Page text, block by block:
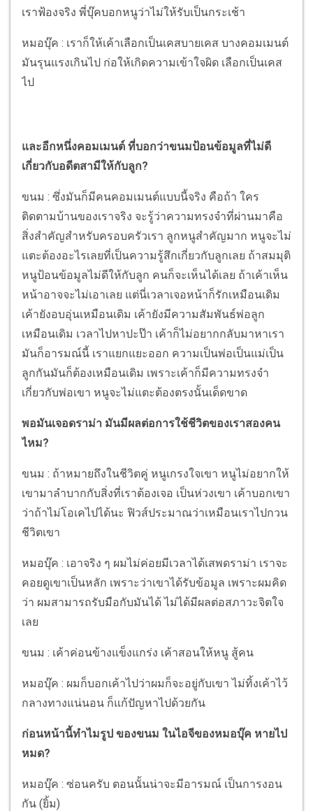
เราฟ้องจริง พี่บุ๊คบอกหนูว่าไม่ให้รับเป็นกระเช้า
หมอบุ๊ค : เราก็ให้เค้าเลือกเป็นเคสบายเคส บางคอมเมนต์
มันรุนแรงเกินไป ก่อให้เกิดความเข้าใจผิด เลือกเป็นเคส
ไป
และอีกหนึ่งคอมเมนต์ ที่บอกว่าขนมป้อนข้อมูลที่ไม่ดี
เกี่ยวกับอดีตสามีให้กับลูก?
ขนม : ซึ่งมันก็มีคนคอมเมนต์แบบนี้จริง คือถ้า ใคร
ติดตามบ้านของเราจริง จะรู้ว่าความทรงจำที่ผ่านมาคือ
สิ่งสำคัญสำหรับครอบครัวเรา ลูกหนูสำคัญมาก หนูจะไม่
แตะต้องอะไรเลยที่เป็นความรู้สึกเกี่ยวกับลูกเลย ถ้าสมมุติ
หนูป้อนข้อมูลไม่ดีให้กับลูก คนก็จะเห็นได้เลย ถ้าเค้าเห็น
หน้าอาจจะไม่เอาเลย แต่นี่เวลาเจอหน้าก็รักเหมือนเดิม
เค้ายังอบอุ่นเหมือนเดิม เค้ายังมีความสัมพันธ์พ่อลูก
เหมือนเดิม เวลาไปหาปะป๊า เค้าก็ไม่อยากกลับมาหาเรา
มันก็อารมณ์นี้ เราแยกแยะออก ความเป็นพ่อเป็นแม่เป็น
ลูกกันมันก็ต้องเหมือนเดิม เพราะเค้าก็มีความทรงจำ
เกี่ยวกับพ่อเขา หนูจะไม่แตะต้องตรงนั้นเด็ดขาด
พอมันเจอดราม่า มันมีผลต่อการใช้ชีวิตของเราสองคน
ไหม?
ขนม : ถ้าหมายถึงในชีวิตคู่ หนูเกรงใจเขา หนูไม่อยากให้
เขามาลำบากกับสิ่งที่เราต้องเจอ เป็นห่วงเขา เค้าบอกเขา
ว่าถ้าไม่โอเคไปได้นะ ฟิวส์ประมาณว่าเหมือนเราไปกวน
ชีวิตเขา
หมอบุ๊ค : เอาจริง ๆ ผมไม่ค่อยมีเวลาได้เสพดราม่า เราจะ
คอยดูเขาเป็นหลัก เพราะว่าเขาได้รับข้อมูล เพราะผมคิด
ว่า ผมสามารถรับมือกับมันได้ ไม่ได้มีผลต่อสภาวะจิตใจ
เลย
ขนม : เค้าค่อนข้างแข็งแกร่ง เค้าสอนให้หนู สู้คน
หมอบุ๊ค : ผมก็บอกเค้าไปว่าผมก็จะอยู่กับเขา ไม่ทิ้งเค้าไว้
กลางทางแน่นอน ก็แก้ปัญหาไปด้วยกัน
ก่อนหน้านี้ทำไมรูป ของขนม ในไอจีของหมอบุ๊ค หายไป
หมด?
หมอบุ๊ค : ซ่อนครับ ตอนนั้นน่าจะมีอารมณ์ เป็นการงอน
กัน (ยิ้ม)